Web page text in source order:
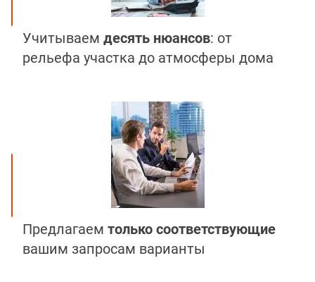
Учитываем десять нюансов: от
рельефа участка до атмосферы дома
Предлагаем только соответствующие
вашим запросам варианты